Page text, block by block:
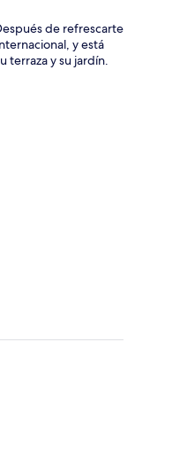
de refrescarte
y está
terraza y su jardín.